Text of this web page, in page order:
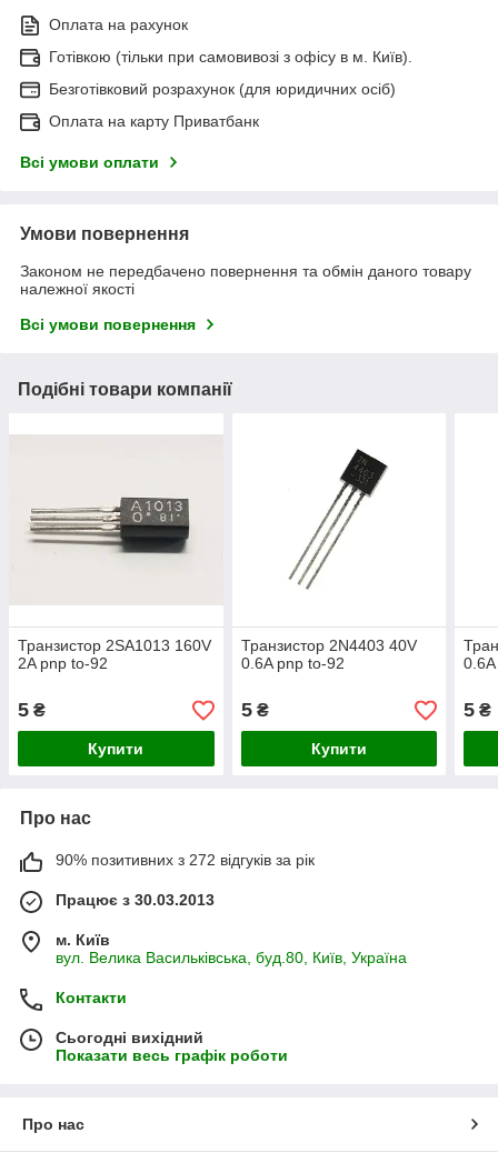
Оплата на рахунок
Готівкою (тільки при самовивозі з офісу в м. Київ).
Безготівковий розрахунок (для юридичних осіб)
Оплата на карту Приватбанк
Всі умови оплати
Умови повернення
Законом не передбачено повернення та обмін даного товару
належної якості
Всі умови повернення
Подібні товари компанії
Транзистор 2SA1013 160V
2A pnp to-92
5 ₴
Купити
Транзистор 2N4403 40V
0.6A pnp to-92
5₴
Купити
5 ₴
Про нас
90% позитивних з 272 відгуків за рік
Працює з 30.03.2013
м. Київ
вул. Велика Васильківська, буд.80, Київ, Україна
Контакти
Сьогодні вихідний
Показати весь графік роботи
Про нас